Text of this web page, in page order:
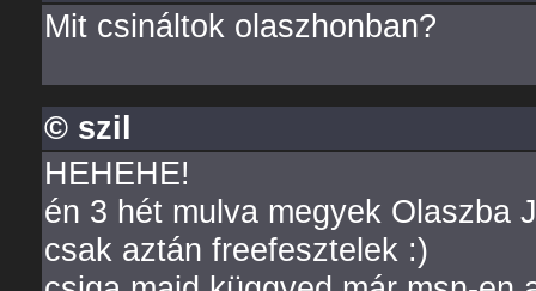
Mit csináltok olaszhonban?
© szil
HEHEHE!
én 3 hét mulva megyek Olaszba
csak aztán freefesztelek :)